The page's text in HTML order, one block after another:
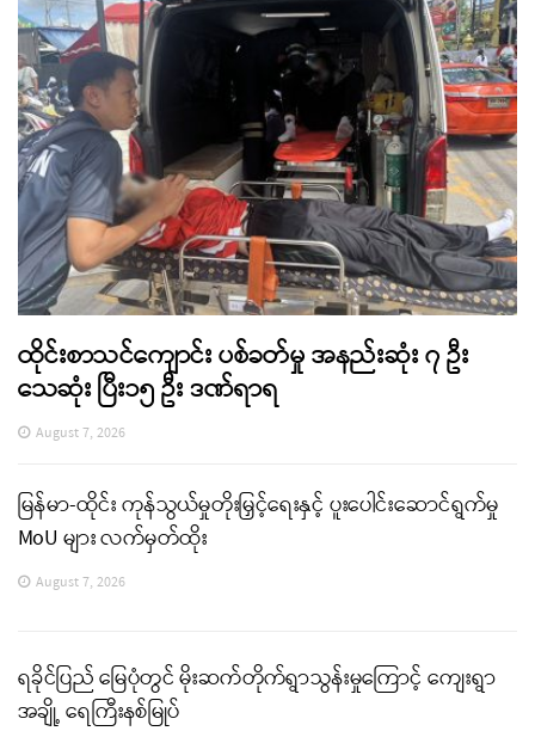
ထိုင်းစာသင်ကျောင်း ပစ်ခတ်မှု အနည်းဆုံး ၇ ဦး
သေဆုံး ပြီး၁၅ ဦး ဒဏ်ရာရ
August 7, 2026
မြန်မာ-ထိုင်း ကုန်သွယ်မှုတိုးမြှင့်ရေးနှင့် ပူးပေါင်းဆောင်ရွက်မှု
MoU များ လက်မှတ်ထိုး
August 7, 2026
ရခိုင်ပြည် မြေပုံတွင် မိုးဆက်တိုက်ရွာသွန်းမှုကြောင့် ကျေးရွာ
အချို့ ရေကြီးနစ်မြုပ်